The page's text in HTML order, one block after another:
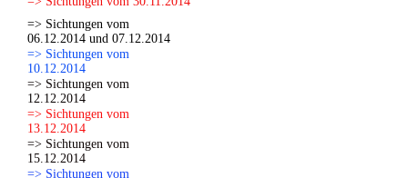
=> Sichtungen vom
06.12.2014 und 07.12.2014
=> Sichtungen vom
10.12.2014
=> Sichtungen vom
12.12.2014
=> Sichtungen vom
13.12.2014
=> Sichtungen vom
15.12.2014
=> Sichtungen vom